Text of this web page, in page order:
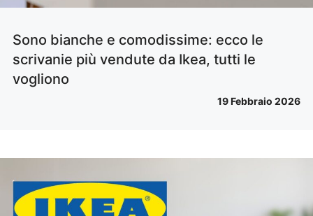
Sono bianche e comodissime: ecco le
scrivanie più vendute da Ikea, tutti le
vogliono
19 Febbraio 2026